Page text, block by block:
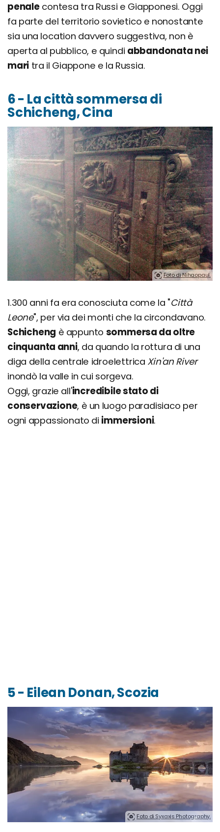
penalecontesa tra Russi e Giapponesi. Oggi
fa parte del territorio sovietico e nonostante
sia una location davvero suggestiva, non è
aperta al pubblico, e quindi abbandonata nei
mari tra il Giappone e la Russia.
6 - La città sommersa di
Schicheng, Cina
Foto di Nihaopaul.
1.300 anni fa era conosciuta come la "Città
Leone", per via dei monti che la circondavano.
Schicheng è appunto sommersa da oltre
cinquanta anni, da quando la rottura di una
diga della centrale idroelettrica Xin'an River
inondò la valle in cui sorgeva.
Oggi, grazie all'incredibile stato di
conservazione, è un luogo paradisiaco per
ogni appassionato di immersioni.
5 - Eilean Donan, Scozia
Foto di Syxaxis Photography.